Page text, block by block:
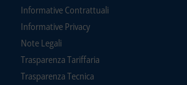
Informative Contrattuali
Informative Privacy
Note Legali
Trasparenza Tariffaria
Trasparenza Tecnica